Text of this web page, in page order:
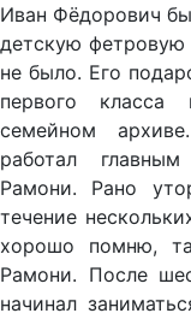
Иван Фёдорович
детскую
не было. Его
первого класса
семейном
работал
Рамони. Рано
течение
хорошо помню,
Рамони. После
начинал